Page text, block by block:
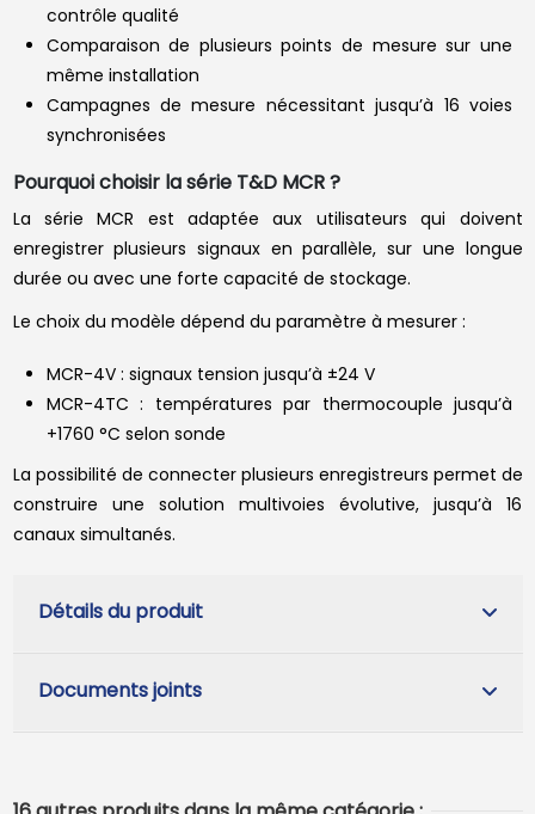
contrôle qualité
Comparaison de plusieurs points de mesure sur une
même installation
Campagnes de mesure nécessitant jusqu’à 16 voies
synchronisées
Pourquoi choisir la série T&D MCR ?
La série MCR est adaptée aux utilisateurs qui doivent
enregistrer plusieurs signaux en parallèle, sur une longue
durée ou avec une forte capacité de stockage.
Le choix du modèle dépend du paramètre à mesurer :
MCR-4V : signaux tension jusqu’à ±24 V
MCR-4TC : températures par thermocouple jusqu’à
+1760 °C selon sonde
La possibilité de connecter plusieurs enregistreurs permet de
construire une solution multivoies évolutive, jusqu’à 16
canaux simultanés.
Détails du produit
Documents joints